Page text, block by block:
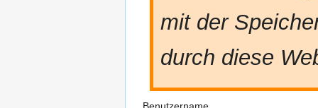
mit der
durch diese